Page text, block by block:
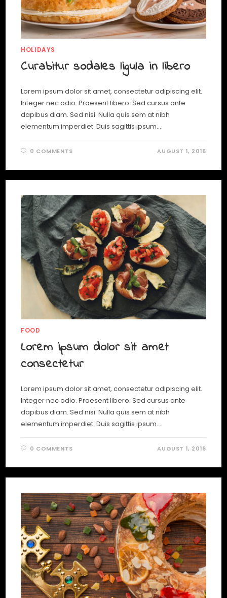
HOLIDAYS
Curabitur sodales ligula in libero
Lorem ipsum dolor sit amet, consectetur adipiscing elit.
Integer nec odio. Praesent libero. Sed cursus ante
dapibus diam. Sed nisi. Nulla quis sem at nibh
elementum imperdiet. Duis sagittis ipsum.…
0 COMMENTS AUGUST 1, 2016
FOOD
Lorem ipsum dolor sit amet
consectetur
Lorem ipsum dolor sit amet, consectetur adipiscing elit.
Integer nec odio. Praesent libero. Sed cursus ante
dapibus diam. Sed nisi. Nulla quis sem at nibh
elementum imperdiet. Duis sagittis ipsum.…
0 COMMENTS AUGUST 1, 2016